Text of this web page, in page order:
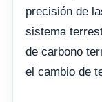
precisión de
sistema
de carbono
el cambio de